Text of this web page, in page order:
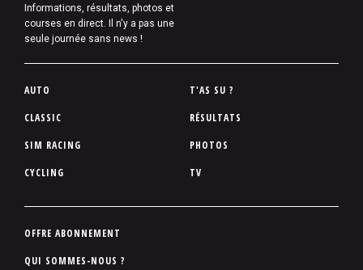
Informations, résultats, photos et
courses en direct. Il n'y a pas une
seule journée sans news !
P
d
d
p
e
AUTO
CLASSIC
SIM RACING
CYCLING
T'AS SU ?
RÉSULTATS
PHOTOS
TV
P
OFFRE ABONNEMENT
QUI SOMMES-NOUS ?